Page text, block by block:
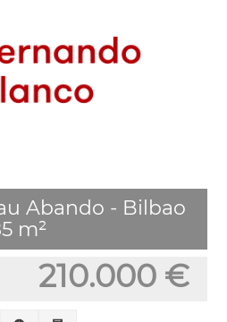
Abando - Bilbao
m²
210.000 €